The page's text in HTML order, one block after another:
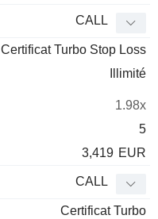
CALL
Certificat Turbo Stop Loss
Illimité
1.98x
5
3,419 EUR
CALL
Certificat Turbo